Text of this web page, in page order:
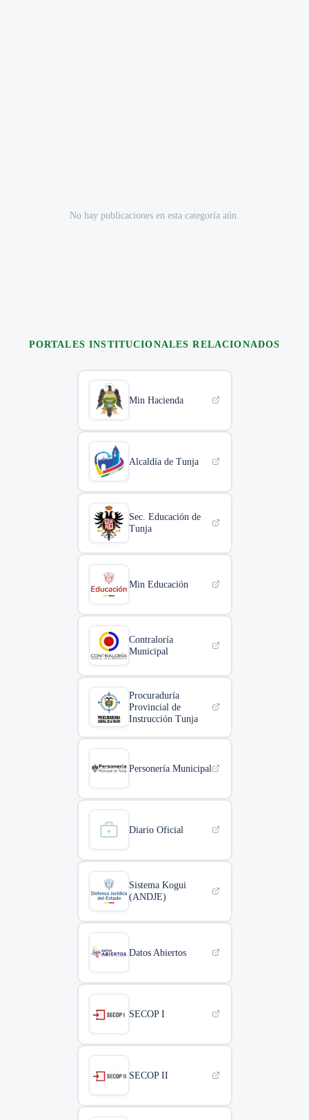
No hay publicaciones en esta categoría aún.
PORTALES INSTITUCIONALES RELACIONADOS
Min Hacienda
Alcaldía de Tunja
Sec. Educación de
Tunja
Min Educación
Contraloría
Municipal
Procuraduría
Provincial de
Instrucción Tunja
Personería Municipal
Diario Oficial
Sistema Kogui
(ANDJE)
Datos Abiertos
SECOP I
SECOP II